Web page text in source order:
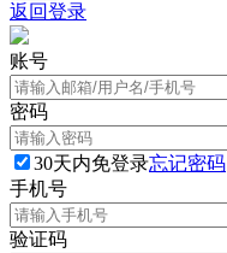
返回登录
账号
密码
30天内免登录忘记密码
手机号
验证码